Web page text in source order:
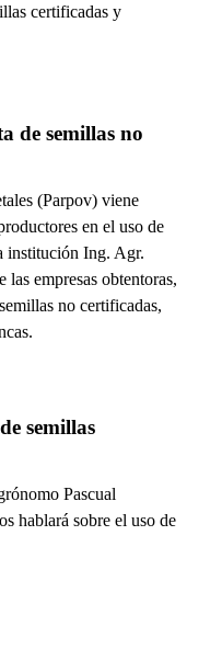
certificadas y
de semillas no
(Parpov) viene
en el uso de
institución Ing. Agr.
empresas obtentoras,
no certificadas,
semillas
Pascual
hablará sobre el uso de